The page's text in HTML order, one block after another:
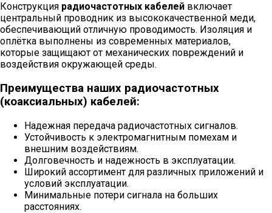
Конструкция радиочастотных кабелей включает
центральный проводник из высококачественной меди,
обеспечивающий отличную проводимость. Изоляция и
оплётка выполнены из современных материалов,
которые защищают от механических повреждений и
воздействия окружающей среды.
Преимущества наших радиочастотных
(коаксиальных) кабелей:
Надежная передача радиочастотных сигналов.
Устойчивость к электромагнитным помехам и
внешним воздействиям.
Долговечность и надежность в эксплуатации.
Широкий ассортимент для различных приложений и
условий эксплуатации.
Минимальные потери сигнала на больших
расстояниях.